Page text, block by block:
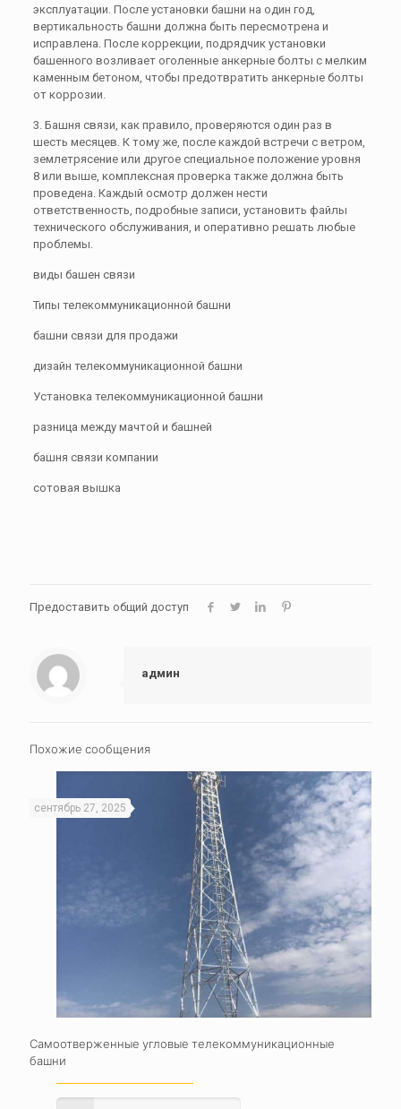
эксплуатации. После установки башни на один год,
вертикальность башни должна быть пересмотрена и
исправлена. После коррекции, подрядчик установки
башенного возливает оголенные анкерные болты с мелким
каменным бетоном, чтобы предотвратить анкерные болты
от коррозии.
3. Башня связи, как правило, проверяются один раз в
шесть месяцев. К тому же, после каждой встречи с ветром,
землетрясение или другое специальное положение уровня
8 или выше, комплексная проверка также должна быть
проведена. Каждый осмотр должен нести
ответственность, подробные записи, установить файлы
технического обслуживания, и оперативно решать любые
проблемы.
виды башен связи
Типы телекоммуникационной башни
башни связи для продажи
дизайн телекоммуникационной башни
Установка телекоммуникационной башни
разница между мачтой и башней
башня связи компании
сотовая вышка
Предоставить общий доступ
админ
Похожие сообщения
сентябрь 27, 2025
Самоотверженные угловые телекоммуникационные
башни